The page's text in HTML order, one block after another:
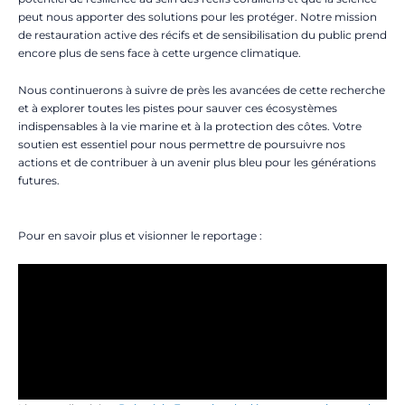
peut nous apporter des solutions pour les protéger. Notre mission
de restauration active des récifs et de sensibilisation du public prend
encore plus de sens face à cette urgence climatique.
Nous continuerons à suivre de près les avancées de cette recherche
et à explorer toutes les pistes pour sauver ces écosystèmes
indispensables à la vie marine et à la protection des côtes. Votre
soutien est essentiel pour nous permettre de poursuivre nos
actions et de contribuer à un avenir plus bleu pour les générations
futures.
Pour en savoir plus et visionner le reportage :